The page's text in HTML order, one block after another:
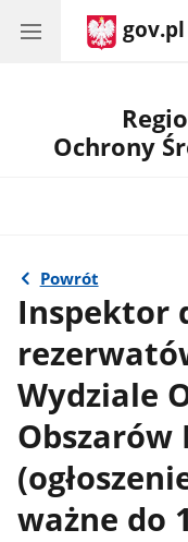
gov.pl
Ochrony
Powrót
Inspektor
Wydziale
Obszarów
ważne do